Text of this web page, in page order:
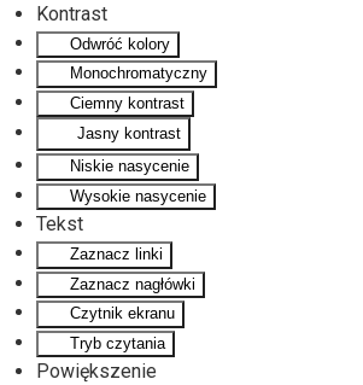
Kontrast
Odwróć kolory
Monochromatyczny
Ciemny kontrast
Jasny kontrast
Niskie nasycenie
Wysokie nasycenie
Tekst
Zaznacz linki
Zaznacz nagłówki
Czytnik ekranu
Tryb czytania
Powiększenie